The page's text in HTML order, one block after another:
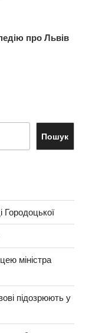
про Львів
Пошук
Городоцької
міністра
підозрюють у